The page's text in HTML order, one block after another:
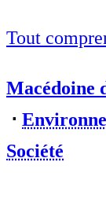
Tout
Macédoine
⋅
Société